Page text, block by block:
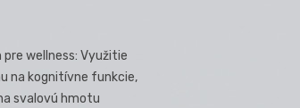
pre wellness: Využitie
na kognitívne funkcie,
svalovú hmotu